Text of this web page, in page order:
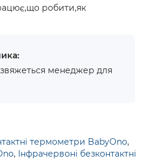
робити,як
менеджер для
термометри BabyOno,
, Інфрачервоні безконтактні